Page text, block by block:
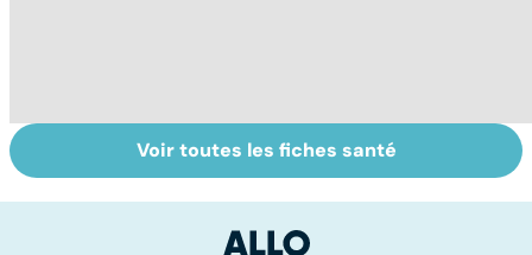
Tout savoir sur
les infections
Inflammation des
amygdales : que
d'angine ?
Voir toutes les fiches santé